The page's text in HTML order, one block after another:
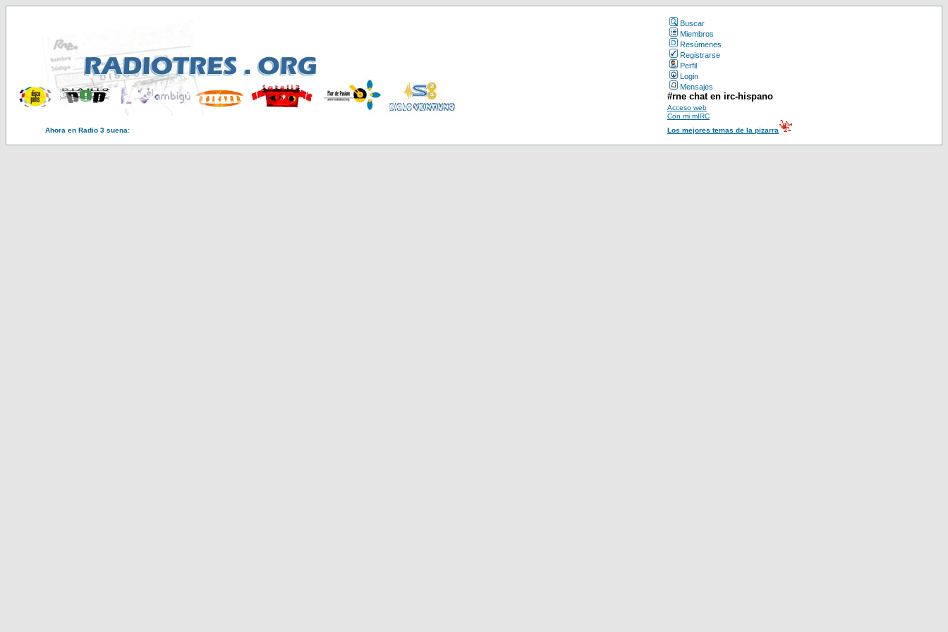
Buscar
Miembros
Resúmenes
Registrarse
Perfil
Login
Mensajes
#rne chat en irc-hispano
Acceso web
Con mi mIRC
Ahora en Radio 3 suena:
Los mejores temas de la pizarra